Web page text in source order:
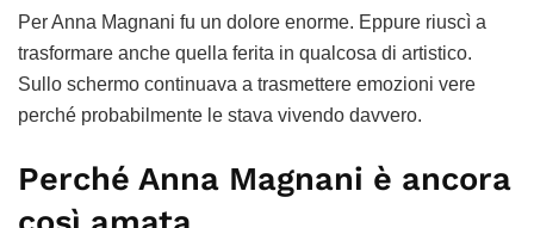
Per Anna Magnani fu un dolore enorme. Eppure riuscì a
trasformare anche quella ferita in qualcosa di artistico.
Sullo schermo continuava a trasmettere emozioni vere
perché probabilmente le stava vivendo davvero.
Perché Anna Magnani è ancora